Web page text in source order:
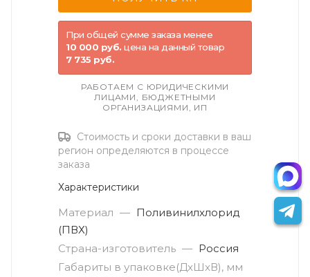
При общей сумме заказа менее
10 000 руб. цена на данный товар
7 735 руб.
РАБОТАЕМ С ЮРИДИЧЕСКИМИ
ЛИЦАМИ, БЮДЖЕТНЫМИ
ОРГАНИЗАЦИЯМИ, ИП
Стоимость и сроки доставки в ваш
регион определяются в процессе
заказа
Характеристики
Материал — Поливинилхлорид
(ПВХ)
Страна-изготовитель — Россия
Габариты в упаковке(ДxШxВ), мм